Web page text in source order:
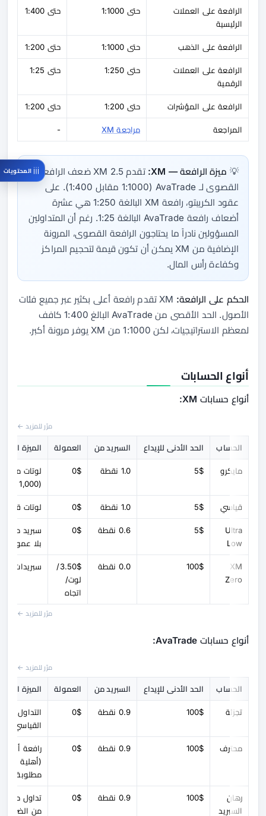
الرافعة على العملات
الرئيسية
حتى 1:1000 حتى 1:400
الرافعة على الذهب حتى 1:1000 حتى 1:200
الرافعة على العملات
الرقمية
حتى 1:250 حتى 1:25
الرافعة على المؤشرات حتى 1:200 حتى 1:200
المراجعة مراجعة XM -
💡 ميزة الرافعة — XM:
تقدم XM 2.5 ضعف الرافعة
القصوى لـ AvaTrade (1:1000 مقابل 1:400). على
عقود الكريبتو، رافعة XM البالغة 1:250 هي عشرة
أضعاف رافعة AvaTrade البالغة 1:25. رغم أن المتداولين
المسؤولين نادراً ما يحتاجون الرافعة القصوى، المرونة
الإضافية من XM يمكن أن تكون قيمة لتحجيم المراكز
وكفاءة رأس المال.
الحكم على الرافعة:
XM تقدم رافعة أعلى بكثير عبر جميع فئات
الأصول. الحد الأقصى من AvaTrade البالغ 1:400 كافف
لمعظم الاستراتيجيات، لكن 1:1000 من XM يوفر مرونة أكبر.
أنواع الحسابات
أنواع حسابات XM:
مرّر للمزيد ←
الحساب الحد الأدنى للإيداع السبريد من العمولة الميزة
مايكرو 5$ 1.0 نقطة 0$
لوتات
(1,000 وحدة)
قياسي 5$ 1.0 نقطة 0$ لوتات
Ultra
Low
5$ 0.6 نقطة 0$
سبريد
بلا عمولة
XM
Zero
100$ 0.0 نقطة
3.50$/
لوت/
اتجاه
سبريدات خام
مرّر للمزيد ←
أنواع حسابات AvaTrade:
مرّر للمزيد ←
الحساب الحد الأدنى للإيداع السبريد من العمولة الميزة
تجزئة 100$ 0.9 نقطة 0$
التداول
القياسي
محترف 100$ 0.9 نقطة 0$
رافعة أعلى
(أهلية
مطلوبة)
رهان
السبريد
100$ 0.9 نقطة 0$
تداول
من الضرائب
المحتويات